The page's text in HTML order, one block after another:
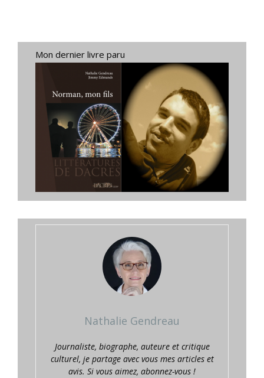
Mon dernier livre paru
Nathalie Gendreau
Journaliste, biographe, auteure et critique
culturel, je partage avec vous mes articles et
avis. Si vous aimez, abonnez-vous !